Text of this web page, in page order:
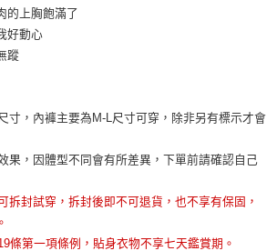
的上胸飽滿了
好動心
蹤
寸，內褲主要為M-L尺寸可穿，除非另有標示才會
果，因體型不同會有所差異，下單前請確認自己
拆封試穿，拆封後即不可退貨，也不享有保固，
條第一項條例，貼身衣物不享七天鑑賞期。